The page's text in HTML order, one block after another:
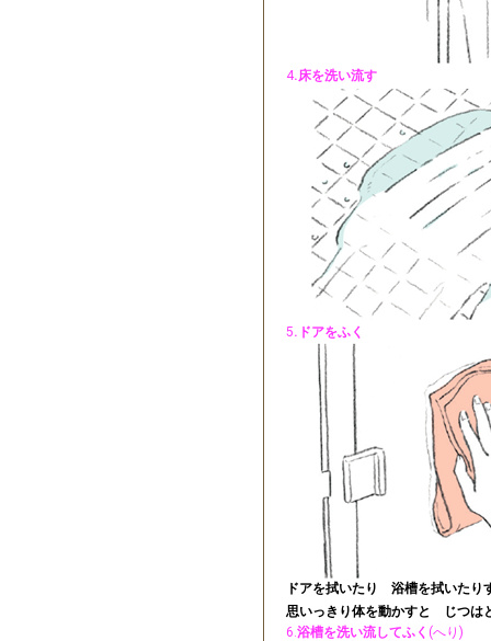
4.床を洗い流す
5.ドアをふく
ドアを拭いたり 浴槽を拭いたり
思いっきり体を動かすと じつは
6.浴槽を洗い流してふく (へり)